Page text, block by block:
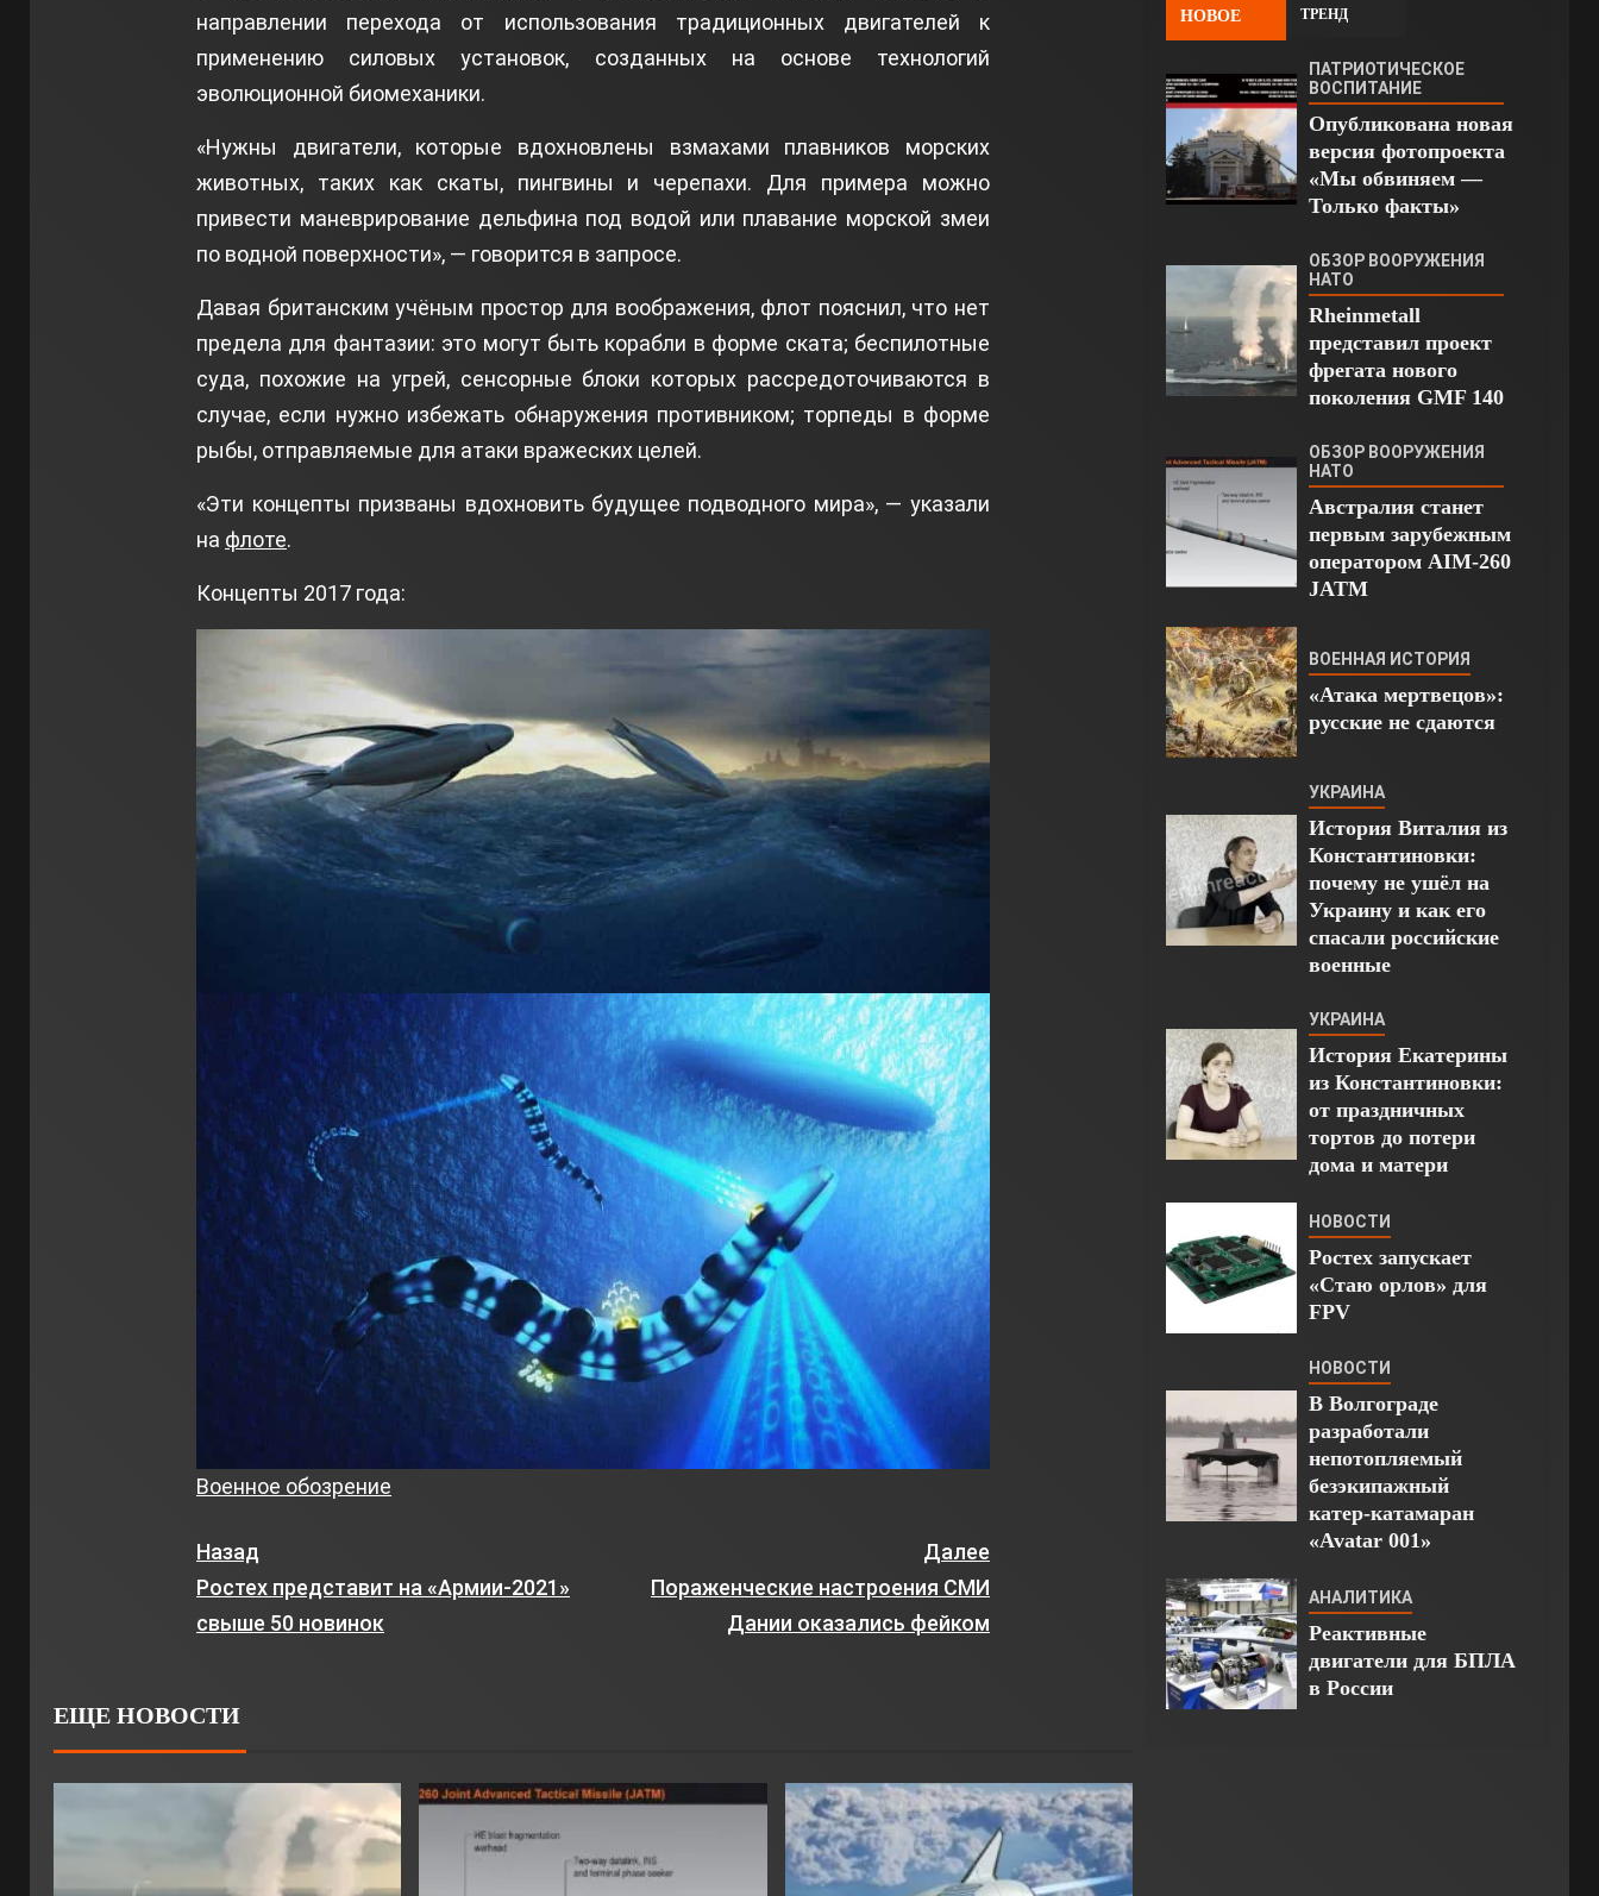
направлении перехода от использования традиционных двигателей к
применению силовых установок, созданных на основе технологий
эволюционной биомеханики.
«Нужны двигатели, которые вдохновлены взмахами плавников морских
животных, таких как скаты, пингвины и черепахи. Для примера можно
привести маневрирование дельфина под водой или плавание морской змеи
по водной поверхности», — говорится в запросе.
Давая британским учёным простор для воображения, флот пояснил, что нет
предела для фантазии: это могут быть корабли в форме ската; беспилотные
суда, похожие на угрей, сенсорные блоки которых рассредоточиваются в
случае, если нужно избежать обнаружения противником; торпеды в форме
рыбы, отправляемые для атаки вражеских целей.
«Эти концепты призваны вдохновить будущее подводного мира», — указали
на флоте.
Концепты 2017 года:
Военное обозрение
Назад
Ростех представит на «Армии-2021»
свыше 50 новинок
Далее
Пораженческие настроения СМИ
Дании оказались фейком
ЕЩЕ НОВОСТИ
НОВОЕ ТРЕНД
ПАТРИОТИЧЕСКОЕ
ВОСПИТАНИЕ
Опубликована новая
версия фотопроекта
«Мы обвиняем —
Только факты»
ОБЗОР ВООРУЖЕНИЯ
НАТО
Rheinmetall
представил проект
фрегата нового
поколения GMF 140
ОБЗОР ВООРУЖЕНИЯ
НАТО
Австралия станет
первым зарубежным
оператором AIM-260
JATM
ВОЕННАЯ ИСТОРИЯ
«Атака мертвецов»:
русские не сдаются
УКРАИНА
История Виталия из
Константиновки:
почему не ушёл на
Украину и как его
спасали российские
военные
УКРАИНА
История Екатерины
из Константиновки:
от праздничных
тортов до потери
дома и матери
НОВОСТИ
Ростех запускает
«Стаю орлов» для
FPV
НОВОСТИ
В Волгограде
разработали
непотопляемый
безэкипажный
катер-катамаран
«Avatar 001»
АНАЛИТИКА
Реактивные
двигатели для БПЛА
в России